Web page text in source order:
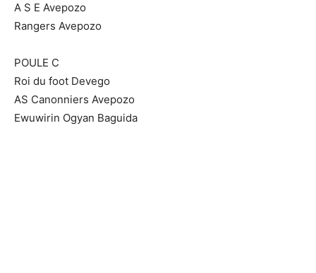
A S E Avepozo
Rangers Avepozo
POULE C
Roi du foot Devego
AS Canonniers Avepozo
Ewuwirin Ogyan Baguida